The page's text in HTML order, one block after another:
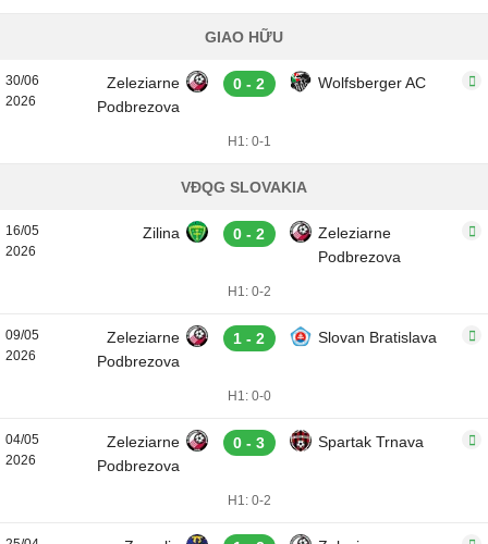
GIAO HỮU
30/06
2026
Zeleziarne
Podbrezova
0 - 2 Wolfsberger AC
H1: 0-1
VĐQG SLOVAKIA
16/05
2026
Zilina 0 - 2
Zeleziarne
Podbrezova
H1: 0-2
09/05
2026
Zeleziarne
Podbrezova
1 - 2 Slovan Bratislava
H1: 0-0
04/05
2026
Zeleziarne
Podbrezova
0 - 3 Spartak Trnava
H1: 0-2